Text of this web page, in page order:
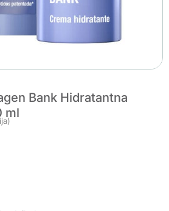
Bank Hidratantna
ml